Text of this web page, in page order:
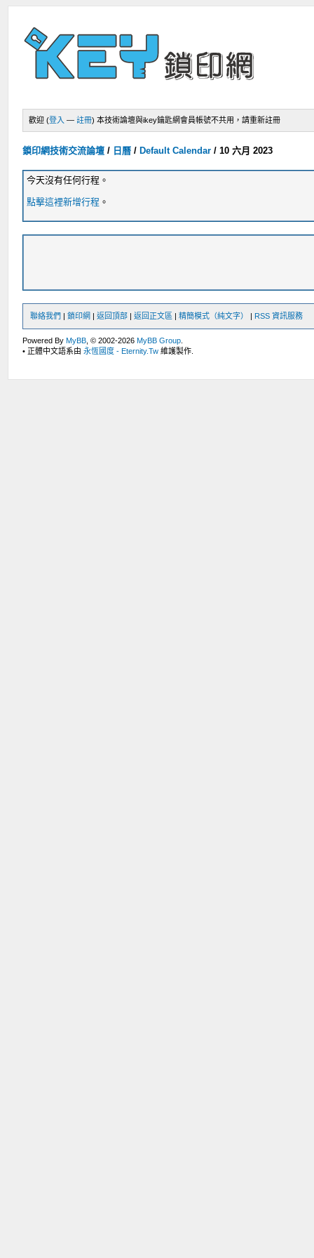
歡迎 (登入 —註冊) 本技術論壇與ikey鑰匙網會員帳號不共用，請重新註冊
鎖印網技術交流論壇 / 日曆 / Default Calendar /10 六月 2023
今天沒有任何行程。
點擊這裡新增行程 。
聯絡我們 |鎖印網 |返回頂部 |返回正文區 |精簡模式（純文字） | RSS 資訊服務
Powered ByMyBB , © 2002-2026MyBB Group
• 正體中文語系由永恆國度 - Eternity.Tw 維護製作.